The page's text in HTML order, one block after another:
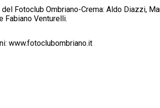
Fotoclub Ombriano-Crema: Aldo Diazzi,
Fabiano Venturelli.
www.fotoclubombriano.it